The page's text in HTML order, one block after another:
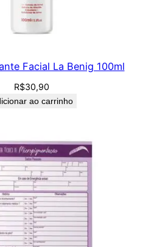
Facial La Benig 100ml
R$30,90
ao carrinho